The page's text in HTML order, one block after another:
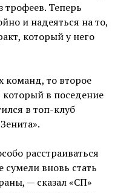
трофеев. Теперь
и надеяться на то,
который у него
команд, то второе
который в поседение
в топ-клуб
расстраиваться
сумели вновь стать
— сказал «СП»